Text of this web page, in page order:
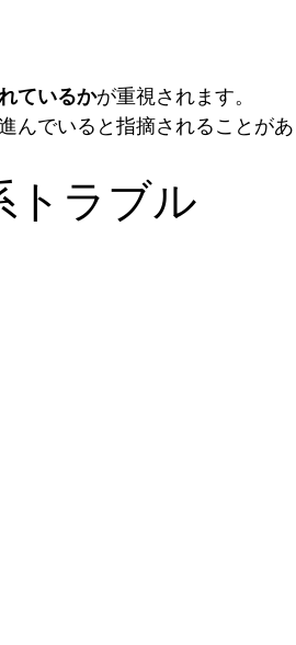
ているかが重視されます。
んでいると指摘されることが
トラブル